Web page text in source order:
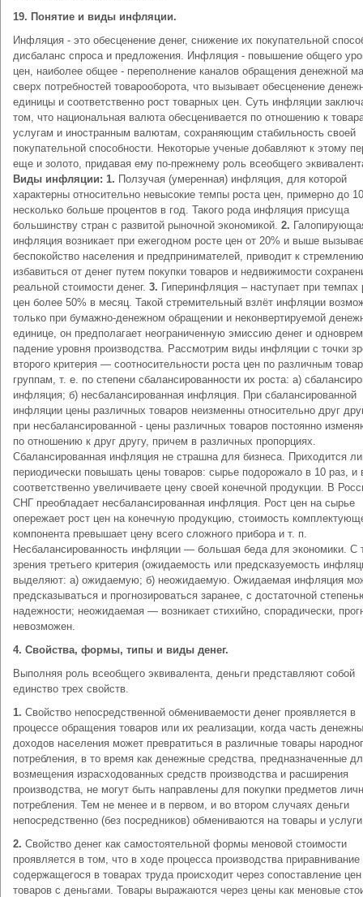
19. Понятие и виды инфляции.
Инфляция - это обесценение денег, снижение их покупательной
дисбаланс спроса и предложения. Инфляция - повышение общего
цен, наиболее общее - переполнение каналов обращения денежной
сверх потребностей товарооборота, что вызывает обесценение
единицы и соответственно рост товарных цен. Суть инфляции
том, что национальная валюта обесценивается по отношению к
услугам и иностранным валютам, сохраняющим стабильность своей
покупательной способности. Некоторые ученые добавляют к этому
еще и золото, придавая ему по-прежнему роль всеобщего
Виды инфляции: 1. Ползучая (умеренная) инфляция, для которой
характерны относительно невысокие темпы роста цен, примерно до
несколько больше процентов в год. Такого рода инфляция присуща
большинству стран с развитой рыночной экономикой. 2.
инфляция возникает при ежегодном росте цен от 20% и выше
беспокойство населения и предпринимателей, приводит к стремлению
избавиться от денег путем покупки товаров и недвижимости
реальной стоимости денег. 3. Гиперинфляция – наступает при темпах
цен более 50% в месяц. Такой стремительный взлёт инфляции
только при бумажно-денежном обращении и неконвертируемой
единице, он предполагает неограниченную эмиссию денег и
падение уровня производства. Рассмотрим виды инфляции с точки
второго критерия — соотносительности роста цен по различным
группам, т. е. по степени сбалансированности их роста: а)
инфляция; б) несбалансированная инфляция. При сбалансированной
инфляции цены различных товаров неизменны относительно друг
при несбалансированной - цены различных товаров постоянно
по отношению к друг другу, причем в различных пропорциях.
Сбалансированная инфляция не страшна для бизнеса. Приходится
периодически повышать цены товаров: сырье подорожало в 10 раз, и
соответственно увеличиваете цену своей конечной продукции. В
СНГ преобладает несбалансированная инфляция. Рост цен на сырье
опережает рост цен на конечную продукцию, стоимость
компонента превышает цену всего сложного прибора и т. п.
Несбалансированность инфляции — большая беда для экономики. С
зрения третьего критерия (ожидаемость или предсказуемость
выделяют: а) ожидаемую; б) неожидаемую. Ожидаемая инфляция
предсказываться и прогнозироваться заранее, с достаточной
надежности; неожидаемая — возникает стихийно, спорадически,
невозможен.
4. Свойства, формы, типы и виды денег.
Выполняя роль всеобщего эквивалента, деньги представляют собой
единство трех свойств.
1. Свойство непосредственной обмениваемости денег проявляется в
процессе обращения товаров или их реализации, когда часть
доходов населения может превратиться в различные товары
потребления, в то время как денежные средства, предназначенные
возмещения израсходованных средств производства и расширения
производства, не могут быть направлены для покупки предметов
потребления. Тем не менее и в первом, и во втором случаях деньги
непосредственно (без посредников) обмениваются на товары и
2. Свойство денег как самостоятельной формы меновой стоимости
проявляется в том, что в ходе процесса производства приравнивание
содержащегося в товарах труда происходит через сопоставление цен
товаров с деньгами. Товары выражаются через цены как меновые